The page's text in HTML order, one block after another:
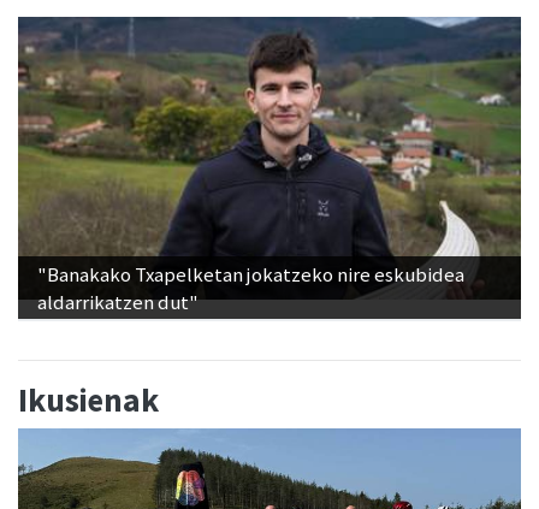
"Banakako Txapelketan jokatzeko nire eskubidea
aldarrikatzen dut"
Ikusienak